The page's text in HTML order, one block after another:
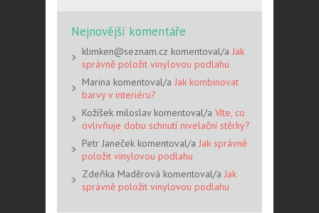
Nejnovější komentáře
klimken@seznam.cz komentoval/a Jak
správně položit vinylovou podlahu
Marina komentoval/a Jak kombinovat
barvy v interiéru?
Kožíšek miloslav komentoval/a Víte, co
ovlivňuje dobu schnutí nivelační stěrky?
Petr Janeček komentoval/a Jak správně
položit vinylovou podlahu
Zdeňka Maděrová komentoval/a Jak
správně položit vinylovou podlahu